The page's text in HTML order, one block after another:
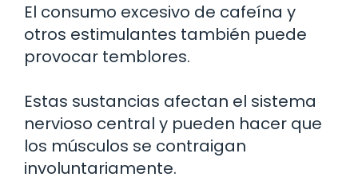
El consumo excesivo de cafeína y
otros estimulantes también puede
provocar temblores.
Estas sustancias afectan el sistema
nervioso central y pueden hacer que
los músculos se contraigan
involuntariamente.